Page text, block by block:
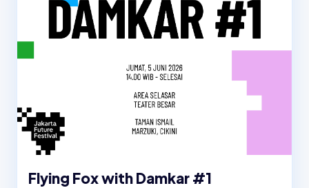
Flying Fox with Damkar #1